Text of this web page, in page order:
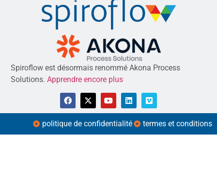
Spiroflow est désormais renommé Akona Process
Solutions.Apprendre encore plus
politique de confidentialité termes et conditions